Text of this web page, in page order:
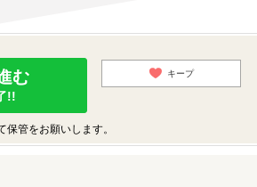
む
!!
キープ
管をお願いします。